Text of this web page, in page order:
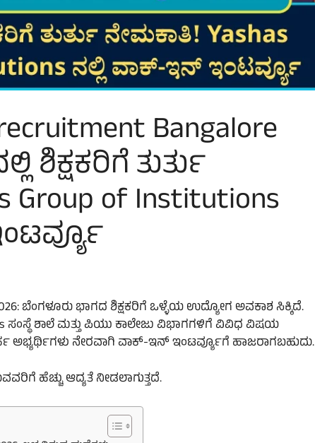
Bangalore
ಶಿಕ್ಷಕರಿಗೆ ತುರ್ತು
Group of Institutions
ಬೆಂಗಳೂರು ಭಾಗದ ಶಿಕ್ಷಕರಿಗೆ ಒಳ್ಳೆಯ ಉದ್ಯೋಗ ಅವಕಾಶ ಸಿಕ್ಕಿದೆ.
ಸಂಸ್ಥೆ ಶಾಲೆ ಮತ್ತು ಪಿಯು ಕಾಲೇಜು ವಿಭಾಗಗಳಿಗೆ ವಿವಿಧ ವಿಷಯ
ಅಭ್ಯರ್ಥಿಗಳು ನೇರವಾಗಿ ವಾಕ್-ಇನ್ ಇಂಟರ್ವ್ಯೂಗೆ ಹಾಜರಾಗಬಹುದು.
ಹೆಚ್ಚು ಆದ್ಯತೆ ನೀಡಲಾಗುತ್ತದೆ.